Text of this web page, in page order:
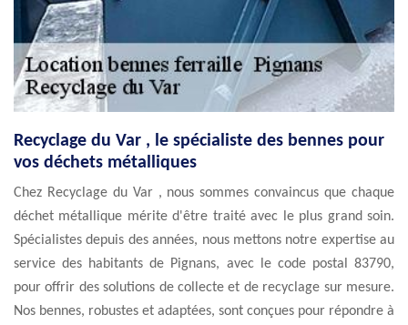
Recyclage du Var , le spécialiste des bennes pour
vos déchets métalliques
Chez Recyclage du Var , nous sommes convaincus que chaque
déchet métallique mérite d'être traité avec le plus grand soin.
Spécialistes depuis des années, nous mettons notre expertise au
service des habitants de Pignans, avec le code postal 83790,
pour offrir des solutions de collecte et de recyclage sur mesure.
Nos bennes, robustes et adaptées, sont conçues pour répondre à